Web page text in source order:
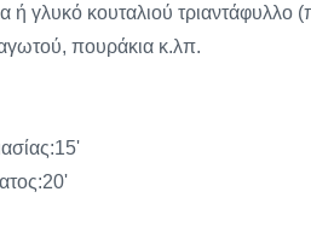
γλυκό κουταλιού τριαντάφυλλο
πουράκια κ.λπ.